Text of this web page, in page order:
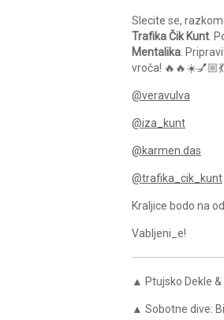
Slecite se,
Trafika Čik Kunt .
Mentalika .
vroča!
@veravulva
@iza_kunt
@karmen.das
@trafika_cik_kunt
Kraljice bodo na
Vabljeni_e!
▲ Ptujsko Dekle
▲ Sobotne dive: